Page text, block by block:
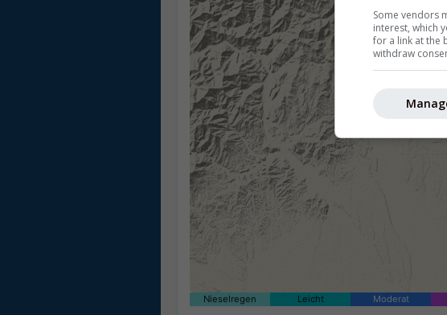
Nieselregen Leicht Moderat
Some vendors
interest, which
for a link at the
withdraw